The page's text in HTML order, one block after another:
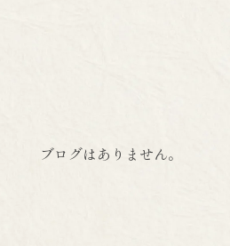
ブログはありません。